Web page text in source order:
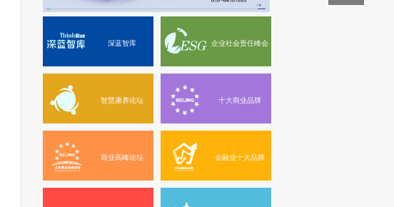
深蓝智库 企业社会责任峰会
智慧康养论坛 十大商业品牌
商业高峰论坛 金融业十大品牌